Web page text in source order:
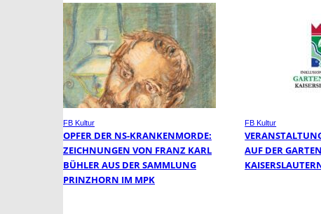
FB Kultur
OPFER DER NS-KRANKENMORDE:
ZEICHNUNGEN VON FRANZ KARL
BÜHLER AUS DER SAMMLUNG
PRINZHORN IM MPK
FB Kultur
AUF DER